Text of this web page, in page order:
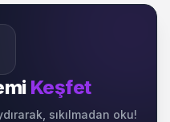
Keşfet
sıkılmadan oku!